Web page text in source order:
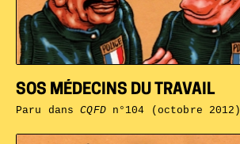
SOS MÉDECINS DU TRAVAIL
Paru dansCQFDn°104 (octobre 2012)